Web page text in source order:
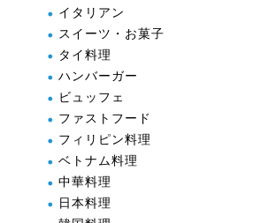
イタリアン
スイーツ・お菓子
タイ料理
ハンバーガー
ビュッフェ
ファストフード
フィリピン料理
ベトナム料理
中華料理
日本料理